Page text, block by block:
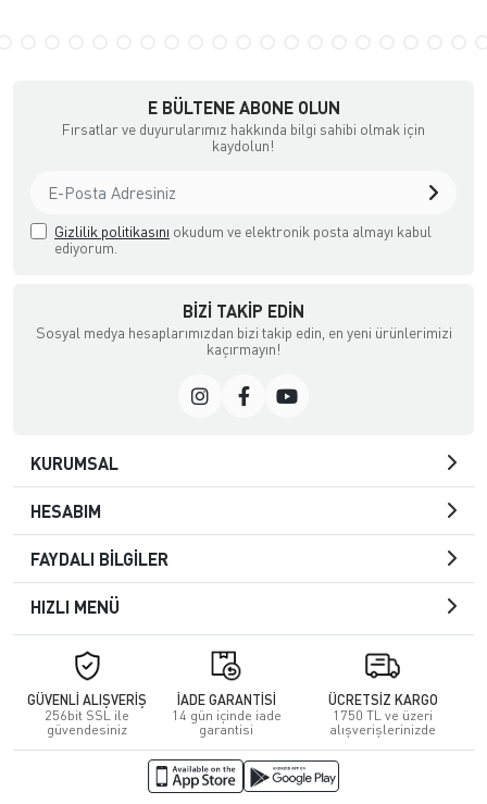
E BÜLTENE ABONE OLUN
Fırsatlar ve duyurularımız hakkında bilgi sahibi olmak için
kaydolun!
Gizlilik politikasını okudum ve elektronik posta almayı kabul
ediyorum.
BIZI TAKIP EDIN
Sosyal medya hesaplarımızdan bizi takip edin, en yeni ürünlerimizi
kaçırmayın!
KURUMSAL
HESABIM
FAYDALI BİLGİLER
HIZLI MENÜ
GÜVENLİ ALIŞVERİŞ
256bit SSL ile
güvendesiniz
İADE GARANTİSİ
14 gün içinde iade
garantisi
ÜCRETSİZ KARGO
1750 TL ve üzeri
alışverişlerinizde